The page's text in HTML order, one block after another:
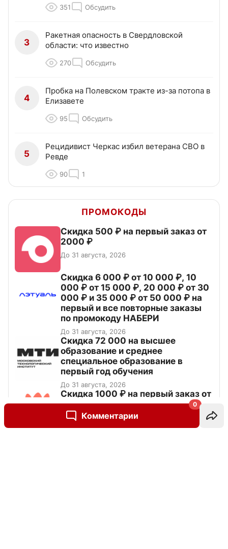
Комментарии
0
351 Обсудить
3
Ракетная опасность в Свердловской
области: что известно
270 Обсудить
4
Пробка на Полевском тракте из-за потопа в
Елизавете
95 Обсудить
5
Рецидивист Черкас избил ветерана СВО в
Ревде
90 1
ПРОМОКОДЫ
Скидка 500 ₽ на первый заказ от
2000 ₽
До 31 августа, 2026
Скидка 6 000 ₽ от 10 000 ₽, 10
000 ₽ от 15 000 ₽, 20 000 ₽ от 30
000 ₽ и 35 000 ₽ от 50 000 ₽ на
первый и все повторные заказы
по промокоду НАБЕРИ
До 31 августа, 2026
Скидка 72 000 на высшее
образование и среднее
специальное образование в
первый год обучения
До 31 августа, 2026
Скидка 1000 ₽ на первый заказ от
3000 ₽ на сайте и в приложении
До 31 августа, 2026